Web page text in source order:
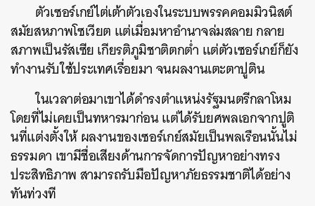
ตัวเซอร์เกย์ไต่เต้าตัวเองในระบบพรรคคอมมิวนิสต์
สมัยสหภาพโซเวียต แต่เมื่อมหาอำนาจล่มสลาย กลาย
สภาพเป็นรัสเซีย เกียรติภูมิชาติตกต่ำ แต่ตัวเซอร์เกย์ก็ยัง
ทำงานรับใช้ประเทศเรื่อยมา จนผลงานเตะตาปูติน
ในเวลาต่อมาเขาได้ดำรงตำแหน่งรัฐมนตรีกลาโหม
โดยที่ไม่เคยเป็นทหารมาก่อน แต่ได้รับยศพลเอกจากปูติ
นที่แต่งตั้งให้ ผลงานของเซอร์เกย์สมัยเป็นพลเรือนนั้นไม่
ธรรมดา เขามีชื่อเสียงด้านการจัดการปัญหาอย่างทรง
ประสิทธิภาพ สามารถรับมือปัญหาภัยธรรมชาติได้อย่าง
ทันท่วงที